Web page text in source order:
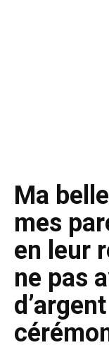
Ma
mes
en leur
ne pas